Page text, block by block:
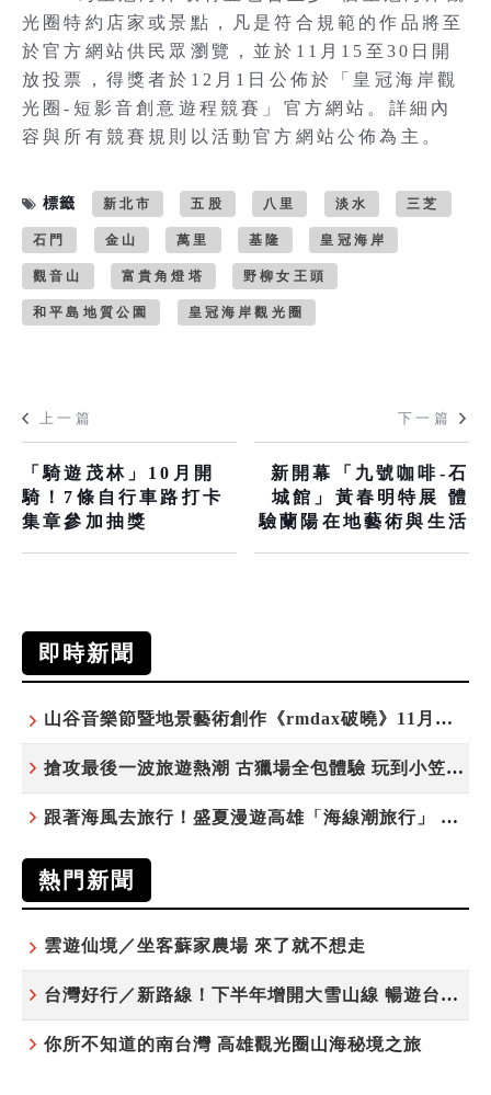
光圈特約店家或景點，凡是符合規範的作品將至
於官方網站供民眾瀏覽，並於11月15至30日開
放投票，得獎者於12月1日公佈於「皇冠海岸觀
光圈-短影音創意遊程競賽」官方網站。詳細內
容與所有競賽規則以活動官方網站公佈為主。
標籤 新北市 五股 八里 淡水 三芝
石門 金山 萬里 基隆 皇冠海岸
觀音山 富貴角燈塔 野柳女王頭
和平島地質公園 皇冠海岸觀光圈
上一篇
「騎遊茂林」10月開
騎！7條自行車路打卡
集章參加抽獎
下一篇
新開幕「九號咖啡-石
城館」黃春明特展 體
驗蘭陽在地藝術與生活
即時新聞
山谷音樂節暨地景藝術創作《rmdax破曉》11月花蓮銅門登場
搶攻最後一波旅遊熱潮 古獵場全包體驗 玩到小笠原夜遊觀星
跟著海風去旅行！盛夏漫遊高雄「海線潮旅行」 五大主題遊程探索漁村魅力
熱門新聞
雲遊仙境／坐客蘇家農場 來了就不想走
台灣好行／新路線！下半年增開大雪山線 暢遊台中更便利
你所不知道的南台灣 高雄觀光圈山海秘境之旅